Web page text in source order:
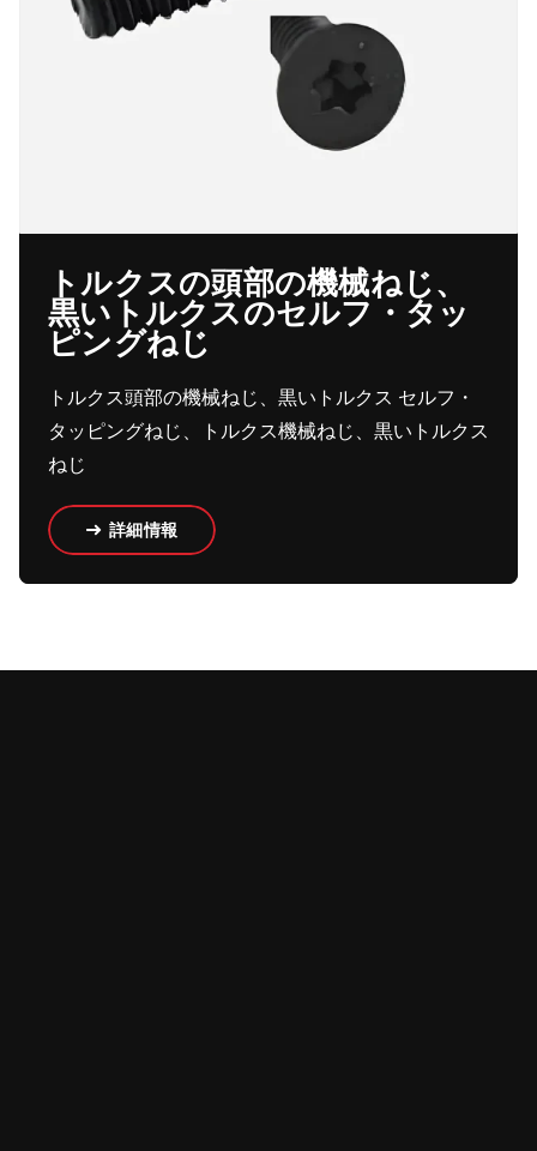
トルクスの頭部の機械ねじ、
黒いトルクスのセルフ・タッ
ピングねじ
トルクス頭部の機械ねじ、黒いトルクス セルフ・
タッピングねじ、トルクス機械ねじ、黒いトルクス
ねじ
詳細情報